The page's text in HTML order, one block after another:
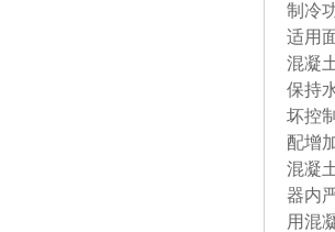
制冷
适用
混凝
保持
坏控
配增
混凝
器内
用混